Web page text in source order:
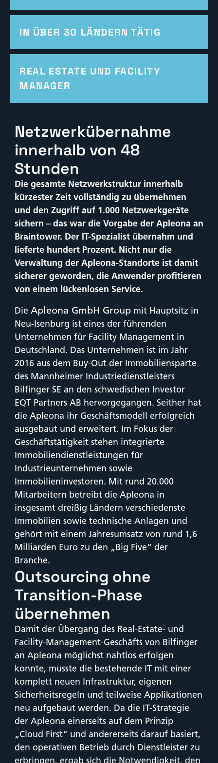
IN ÜBER 30 LÄNDERN TÄTIG
REAL ESTATE UND FACILITY
MANAGER
Netzwerkübernahme
innerhalb von 48
Stunden
Die gesamte Netzwerkstruktur innerhalb
kürzester Zeit vollständig zu übernehmen
und den Zugriff auf 1.000 Netzwerkgeräte
sichern – das war die Vorgabe der Apleona an
Braintower. Der IT-Spezialist übernahm und
lieferte hundert Prozent. Nicht nur die
Verwaltung der Apleona-Standorte ist damit
sicherer geworden, die Anwender profitieren
von einem lückenlosen Service.
Die Apleona GmbH Group mit Hauptsitz in
Neu-Isenburg ist eines der führenden
Unternehmen für Facility Management in
Deutschland. Das Unternehmen ist im Jahr
2016 aus dem Buy-Out der Immobiliensparte
des Mannheimer Industriedienstleisters
Bilfinger SE an den schwedischen Investor
EQT Partners AB hervorgegangen. Seither hat
die Apleona ihr Geschäftsmodell erfolgreich
ausgebaut und erweitert. Im Fokus der
Geschäftstätigkeit stehen integrierte
Immobiliendienstleistungen für
Industrieunternehmen sowie
Immobilieninvestoren. Mit rund 20.000
Mitarbeitern betreibt die Apleona in
insgesamt dreißig Ländern verschiedenste
Immobilien sowie technische Anlagen und
gehört mit einem Jahresumsatz von rund 1,6
Milliarden Euro zu den „Big Five“ der
Branche.
Outsourcing ohne
Transition-Phase
übernehmen
Damit der Übergang des Real-Estate- und
Facility-Management-Geschäfts von Bilfinger
an Apleona möglichst nahtlos erfolgen
konnte, musste die bestehende IT mit einer
komplett neuen Infrastruktur, eigenen
Sicherheitsregeln und teilweise Applikationen
neu aufgebaut werden. Da die IT-Strategie
der Apleona einerseits auf dem Prinzip
„Cloud First“ und andererseits darauf basiert,
den operativen Betrieb durch Dienstleister zu
erbringen, ergab sich die Notwendigkeit, den